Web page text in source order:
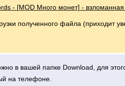
- [MOD Много монет] - взломанная
полученного файла (приходит
в вашей папке Download, для
на телефоне.